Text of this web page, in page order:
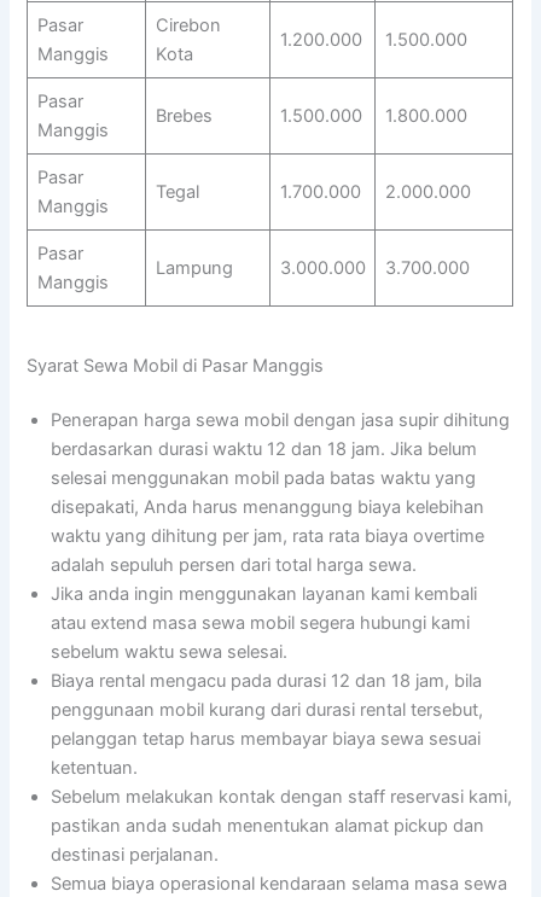
Pasar
Manggis
Cirebon
Kota
1.200.000 1.500.000
Pasar
Manggis
Brebes 1.500.000 1.800.000
Pasar
Manggis
Tegal 1.700.000 2.000.000
Pasar
Manggis
Lampung 3.000.000 3.700.000
Syarat Sewa Mobil di Pasar Manggis
Penerapan harga sewa mobil dengan jasa supir dihitung
berdasarkan durasi waktu 12 dan 18 jam. Jika belum
selesai menggunakan mobil pada batas waktu yang
disepakati, Anda harus menanggung biaya kelebihan
waktu yang dihitung per jam, rata rata biaya overtime
adalah sepuluh persen dari total harga sewa.
Jika anda ingin menggunakan layanan kami kembali
atau extend masa sewa mobil segera hubungi kami
sebelum waktu sewa selesai.
Biaya rental mengacu pada durasi 12 dan 18 jam, bila
penggunaan mobil kurang dari durasi rental tersebut,
pelanggan tetap harus membayar biaya sewa sesuai
ketentuan.
Sebelum melakukan kontak dengan staff reservasi kami,
pastikan anda sudah menentukan alamat pickup dan
destinasi perjalanan.
Semua biaya operasional kendaraan selama masa sewa